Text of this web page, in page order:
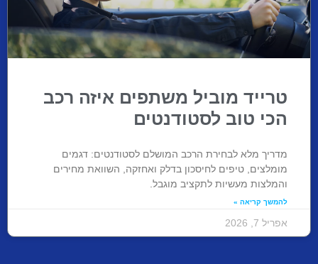
טרייד מוביל משתפים איזה רכב
הכי טוב לסטודנטים
מדריך מלא לבחירת הרכב המושלם לסטודנטים: דגמים
מומלצים, טיפים לחיסכון בדלק ואחזקה, השוואת מחירים
והמלצות מעשיות לתקציב מוגבל.
להמשך קריאה »
אפריל 7, 2026